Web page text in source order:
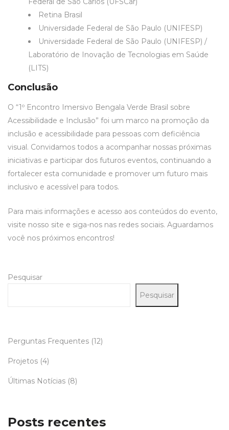
Retina Brasil
Universidade Federal de São Paulo (UNIFESP)
Universidade Federal de São Paulo (UNIFESP) /
Laboratório de Inovação de Tecnologias em Saúde
(LITS)
Conclusão
O “1º Encontro Imersivo Bengala Verde Brasil sobre
Acessibilidade e Inclusão” foi um marco na promoção da
inclusão e acessibilidade para pessoas com deficiência
visual. Convidamos todos a acompanhar nossas próximas
iniciativas e participar dos futuros eventos, continuando a
fortalecer esta comunidade e promover um futuro mais
inclusivo e acessível para todos.
Para mais informações e acesso aos conteúdos do evento,
visite nosso site e siga-nos nas redes sociais. Aguardamos
você nos próximos encontros!
Pesquisar
Pesquisar
Perguntas Frequentes (12)
Projetos (4)
Últimas Notícias (8)
Posts recentes